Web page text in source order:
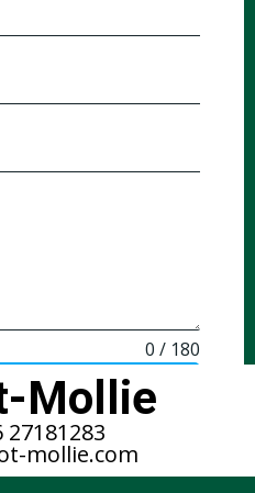
0 / 180
Mollie
27181283
mollie.com